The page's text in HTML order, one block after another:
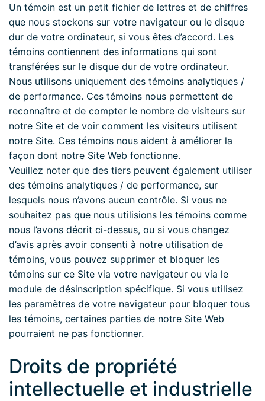
Un témoin est un petit fichier de lettres et de chiffres
que nous stockons sur votre navigateur ou le disque
dur de votre ordinateur, si vous êtes d’accord. Les
témoins contiennent des informations qui sont
transférées sur le disque dur de votre ordinateur.
Nous utilisons uniquement des témoins analytiques /
de performance. Ces témoins nous permettent de
reconnaître et de compter le nombre de visiteurs sur
notre Site et de voir comment les visiteurs utilisent
notre Site. Ces témoins nous aident à améliorer la
façon dont notre Site Web fonctionne.
Veuillez noter que des tiers peuvent également utiliser
des témoins analytiques / de performance, sur
lesquels nous n’avons aucun contrôle. Si vous ne
souhaitez pas que nous utilisions les témoins comme
nous l’avons décrit ci-dessus, ou si vous changez
d’avis après avoir consenti à notre utilisation de
témoins, vous pouvez supprimer et bloquer les
témoins sur ce Site via votre navigateur ou via le
module de désinscription spécifique. Si vous utilisez
les paramètres de votre navigateur pour bloquer tous
les témoins, certaines parties de notre Site Web
pourraient ne pas fonctionner.
Droits de propriété
intellectuelle et industrielle